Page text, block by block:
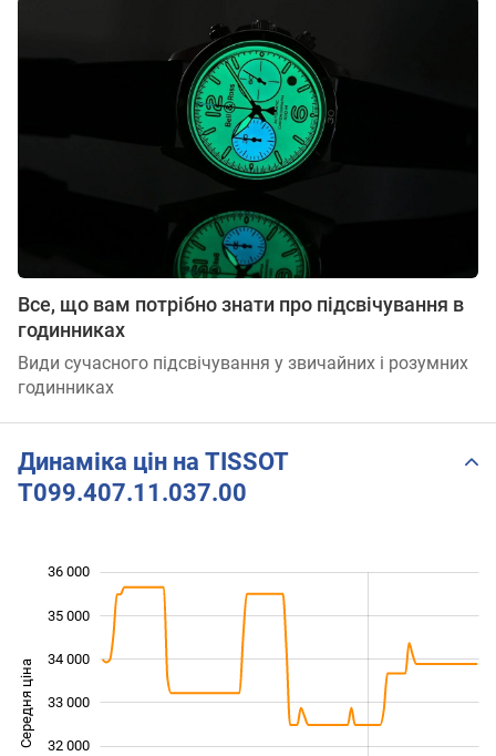
Все, що вам потрібно знати про підсвічування в
годинниках
Види сучасного підсвічування у звичайних і розумних
годинниках
Динаміка цін на TISSOT
T099.407.11.037.00
Середня ціна 30 000
32 000
33 000
34 000
35 000
36 000